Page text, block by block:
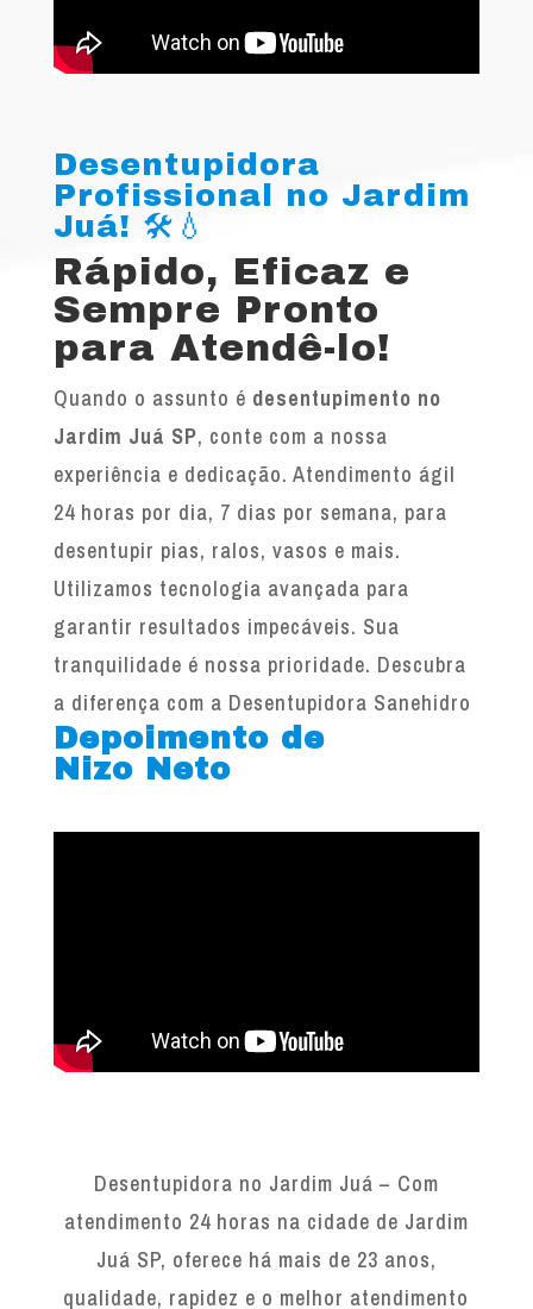
Desentupidora
Profissional no Jardim
Juá! 🛠️💧
Rápido, Eficaz e
Sempre Pronto
para Atendê-lo!
Quando o assunto é desentupimento no
Jardim Juá SP, conte com a nossa
experiência e dedicação. Atendimento ágil
24 horas por dia, 7 dias por semana, para
desentupir pias, ralos, vasos e mais.
Utilizamos tecnologia avançada para
garantir resultados impecáveis. Sua
tranquilidade é nossa prioridade. Descubra
a diferença com a Desentupidora Sanehidro
Depoimento de
Nizo Neto
Desentupidora no Jardim Juá – Com
atendimento 24 horas na cidade de Jardim
Juá SP, oferece há mais de 23 anos,
qualidade, rapidez e o melhor atendimento